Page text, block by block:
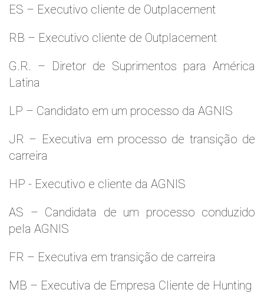
ES – Executivo cliente de Outplacement
RB – Executivo cliente de Outplacement
G.R. – Diretor de Suprimentos para América
Latina
LP – Candidato em um processo da AGNIS
JR – Executiva em processo de transição de
carreira
HP - Executivo e cliente da AGNIS
AS – Candidata de um processo conduzido
pela AGNIS
FR – Executiva em transição de carreira
MB – Executiva de Empresa Cliente de Hunting